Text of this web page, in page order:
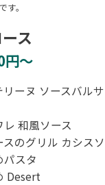
。
ス
～
ーヌ ソースバル
和風ソース
のグリル カシス
スタ
Desert